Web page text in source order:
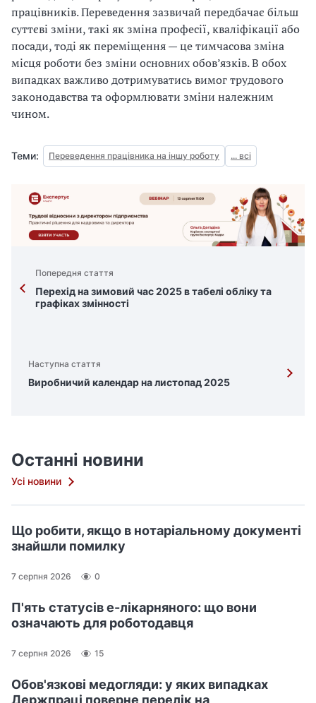
працівників. Переведення зазвичай передбачає більш
суттєві зміни, такі як зміна професії, кваліфікації або
посади, тоді як переміщення — це тимчасова зміна
місця роботи без зміни основних обов’язків. В обох
випадках важливо дотримуватись вимог трудового
законодавства та оформлювати зміни належним
чином.
Теми: Переведення працівника на іншу роботу ... всі
Попередня стаття
Перехід на зимовий час 2025 в табелі обліку та
графіках змінності
Наступна стаття
Виробничий календар на листопад 2025
Останні новини
Усі новини
Що робити, якщо в нотаріальному документі
знайшли помилку
7 серпня 2026 0
П'ять статусів е-лікарняного: що вони
означають для роботодавця
7 серпня 2026 15
Обов'язкові медогляди: у яких випадках
Держпраці поверне перелік на